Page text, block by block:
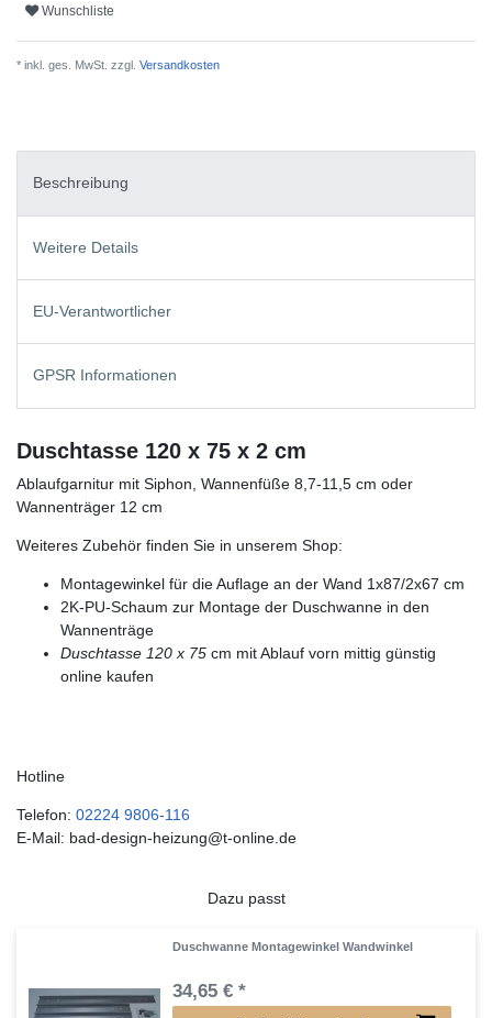
Wunschliste
* inkl. ges. MwSt. zzgl. Versandkosten
Beschreibung
Weitere Details
EU-Verantwortlicher
GPSR Informationen
Duschtasse 120 x 75 x 2 cm
Ablaufgarnitur mit Siphon, Wannenfüße 8,7-11,5 cm oder
Wannenträger 12 cm
Weiteres Zubehör finden Sie in unserem Shop:
Montagewinkel für die Auflage an der Wand 1x87/2x67 cm
2K-PU-Schaum zur Montage der Duschwanne in den
Wannenträge
Duschtasse 120 x 75 cm mit Ablauf vorn mittig günstig
online kaufen
Hotline
Telefon: 02224 9806-116
E-Mail: bad-design-heizung@t-online.de
Dazu passt
Duschwanne Montagewinkel Wandwinkel
34,65 € *